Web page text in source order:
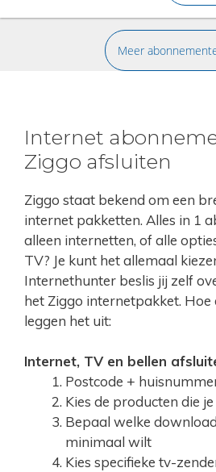
Meer
Internet
Ziggo afsluiten
Ziggo staat bekend om een
internet pakketten. Alles in 1
alleen internetten, of alle
TV? Je kunt het allemaal
Internethunter beslis jij zelf
het Ziggo internetpakket. Hoe
leggen het uit:
Internet, TV en bellen
Postcode +
Kies de producten die
Bepaal welke
minimaal wilt
Kies specifieke tv-